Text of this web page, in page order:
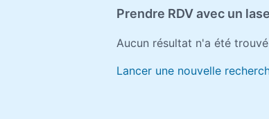
Prendre RDV avec un
Aucun résultat n'a été
Lancer une nouvelle